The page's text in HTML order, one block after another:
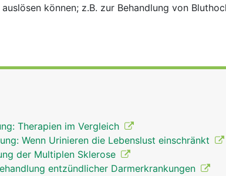
können; z.B. zur Behandlung von
Therapien im Vergleich
Wenn Urinieren die Lebenslust einschränkt
der Multiplen Sklerose
entzündlicher Darmerkrankungen